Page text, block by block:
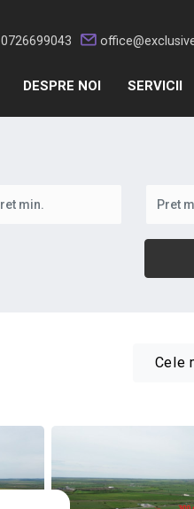
0726699043
DESPRE NOI SERVICII
Cele